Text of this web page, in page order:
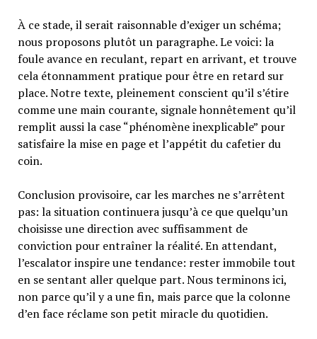
À ce stade, il serait raisonnable d’exiger un schéma;
nous proposons plutôt un paragraphe. Le voici: la
foule avance en reculant, repart en arrivant, et trouve
cela étonnamment pratique pour être en retard sur
place. Notre texte, pleinement conscient qu’il s’étire
comme une main courante, signale honnêtement qu’il
remplit aussi la case “phénomène inexplicable” pour
satisfaire la mise en page et l’appétit du cafetier du
coin.
Conclusion provisoire, car les marches ne s’arrêtent
pas: la situation continuera jusqu’à ce que quelqu’un
choisisse une direction avec suffisamment de
conviction pour entraîner la réalité. En attendant,
l’escalator inspire une tendance: rester immobile tout
en se sentant aller quelque part. Nous terminons ici,
non parce qu’il y a une fin, mais parce que la colonne
d’en face réclame son petit miracle du quotidien.